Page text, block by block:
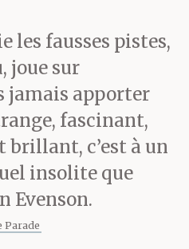
les fausses pistes,
joue sur
jamais apporter
fascinant,
c’est à un
insolite que
Evenson.
Parade